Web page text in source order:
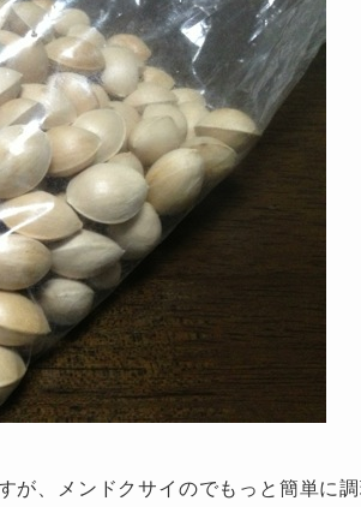
が、メンドクサイのでもっと簡単に調